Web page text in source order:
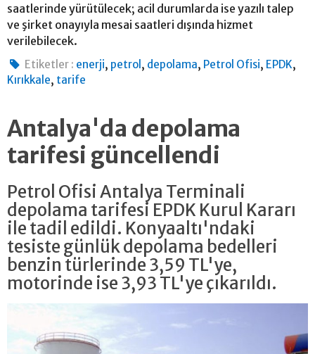
saatlerinde yürütülecek; acil durumlarda ise yazılı talep
ve şirket onayıyla mesai saatleri dışında hizmet
verilebilecek.
Etiketler : enerji, petrol , depolama, Petrol Ofisi, EPDK,
Kırıkkale, tarife
Antalya'da depolama
tarifesi güncellendi
Petrol Ofisi Antalya Terminali
depolama tarifesi EPDK Kurul Kararı
ile tadil edildi. Konyaaltı'ndaki
tesiste günlük depolama bedelleri
benzin türlerinde 3,59 TL'ye,
motorinde ise 3,93 TL'ye çıkarıldı.